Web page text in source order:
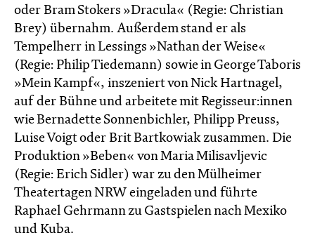
oder Bram Stokers »Dracula« (Regie: Christian
Brey) übernahm. Außerdem stand er als
Tempelherr in Lessings »Nathan der Weise«
(Regie: Philip Tiedemann) sowie in George Taboris
»Mein Kampf«, inszeniert von Nick Hartnagel,
auf der Bühne und arbeitete mit Regisseur:innen
wie Bernadette Sonnenbichler, Philipp Preuss,
Luise Voigt oder Brit Bartkowiak zusammen. Die
Produktion »Beben« von Maria Milisavljevic
(Regie: Erich Sidler) war zu den Mülheimer
Theatertagen NRW eingeladen und führte
Raphael Gehrmann zu Gastspielen nach Mexiko
und Kuba.